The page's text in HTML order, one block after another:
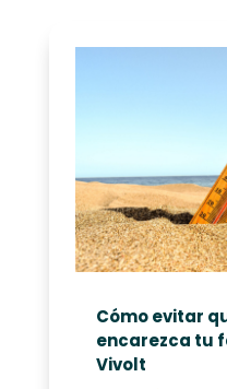
Cómo evitar
encarezca tu
Vivolt